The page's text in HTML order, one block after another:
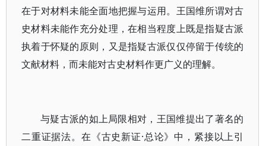
在于对材料未能全面地把握与运用。王国维所谓对古
史材料未能作充分处理，在相当程度上既是指疑古派
执着于怀疑的原则，又是指疑古派仅仅停留于传统的
文献材料，而未能对古史材料作更广义的理解。
与疑古派的如上局限相对，王国维提出了著名的
二重证据法。在《古史新证·总论》中，紧接以上引